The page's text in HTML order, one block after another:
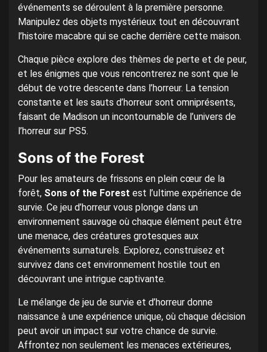
événements se déroulent à la première personne.
Manipulez des objets mystérieux tout en découvrant
l’histoire macabre qui se cache derrière cette maison.
Chaque pièce explore des thèmes de perte et de peur,
et les énigmes que vous rencontrerez ne sont que le
début de votre descente dans l’horreur. La tension
constante et les sauts d’horreur sont omniprésents,
faisant de Madison un incontournable de l’univers de
l’horreur sur PS5.
Sons of the Forest
Pour les amateurs de frissons en plein cœur de la
forêt, Sons of the Forest est l’ultime expérience de
survie. Ce jeu d’horreur vous plonge dans un
environnement sauvage où chaque élément peut être
une menace, des créatures grotesques aux
événements surnaturels. Explorez, construisez et
survivez dans cet environnement hostile tout en
découvrant une intrigue captivante.
Le mélange de jeu de survie et d’horreur donne
naissance à une expérience unique, où chaque décision
peut avoir un impact sur votre chance de survie.
Affrontez non seulement les menaces extérieures,